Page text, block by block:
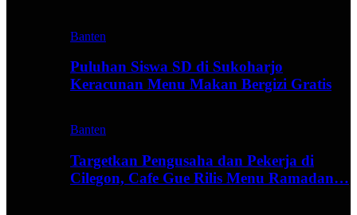
Banten
Puluhan Siswa SD di Sukoharjo
Keracunan Menu Makan Bergizi Gratis
Banten
Targetkan Pengusaha dan Pekerja di
Cilegon, Cafe Gue Rilis Menu Ramadan…